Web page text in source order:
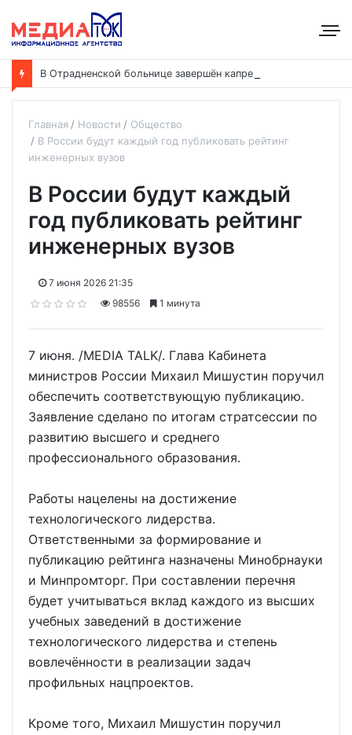
Главная Новости
Общество
В России будут каждый год публиковать рейтинг
инженерных вузов
В России будут каждый
год публиковать рейтинг
инженерных вузов
7 июня 2026 21:35
98556
1 минута
7 июня. /MEDIA TALK/. Глава Кабинета
министров России Михаил Мишустин поручил
обеспечить соответствующую публикацию.
Заявление сделано по итогам стратсессии по
развитию высшего и среднего
профессионального образования.
Работы нацелены на достижение
технологического лидерства.
Ответственными за формирование и
публикацию рейтинга назначены Минобрнауки
и Минпромторг. При составлении перечня
будет учитываться вклад каждого из высших
учебных заведений в достижение
технологического лидерства и степень
вовлечённости в реализации задач
профильных нацпроектов.
Кроме того, Михаил Мишустин поручил